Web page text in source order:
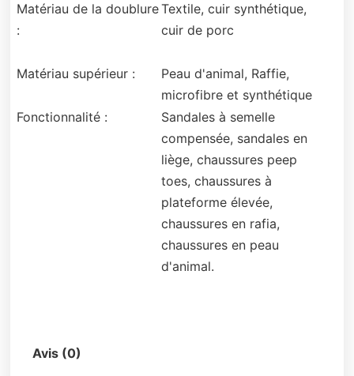
Matériau de la doublure
:
Textile, cuir synthétique,
cuir de porc
Matériau supérieur :
Peau d'animal, Raffie,
microfibre et synthétique
Fonctionnalité :
Sandales à semelle
compensée, sandales en
liège, chaussures peep
toes, chaussures à
plateforme élevée,
chaussures en rafia,
chaussures en peau
d'animal.
Avis (0)